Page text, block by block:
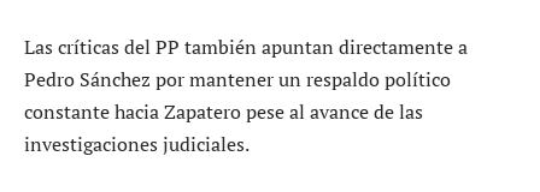
Las críticas del PP también apuntan directamente a
Pedro Sánchez por mantener un respaldo político
constante hacia Zapatero pese al avance de las
investigaciones judiciales.